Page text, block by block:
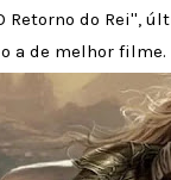
Retorno do Rei'',
a de melhor filme.